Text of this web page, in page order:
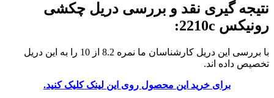
نتیجه گیری نقد و بررسی دریل چکشی
رونیکس 2210c:
با بررسی این دریل کارشناسان ما نمره 8.2 از 10 را به این دریل
تخصیص داده اند.
برای خرید این محصول روی این لینک کلیک کنید.